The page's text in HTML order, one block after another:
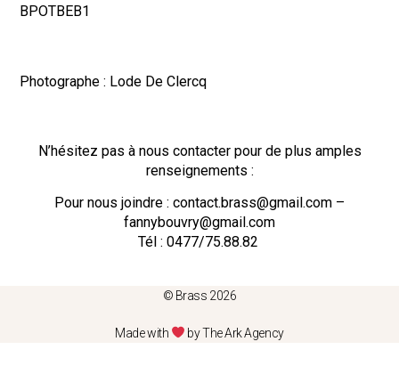
BPOTBEB1
Photographe : Lode De Clercq
N’hésitez pas à nous contacter pour de plus amples
renseignements :
Pour nous joindre : contact.brass@gmail.com –
fannybouvry@gmail.com
Tél : 0477/75.88.82
© Brass 2026
Made with by The Ark Agency